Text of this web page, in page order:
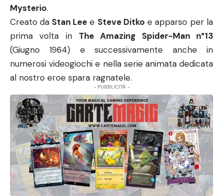
Mysterio.
Creato da Stan Leee Steve Ditko e apparso per la
prima volta in The Amazing Spider-Man n°13
(Giugno 1964) e successivamente anche in
numerosi videogiochi e nella serie animata dedicata
al nostro eroe spara ragnatele.
- PUBBLICITÀ -